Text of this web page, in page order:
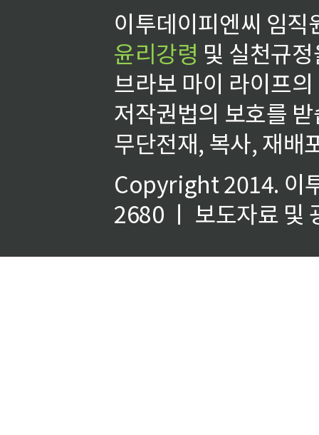
이투데이피엔씨 임
윤리강령 및 실천규
브라보 마이 라이프
저작권법의 보호를
무단전재, 복사, 재배
Copyright 2014. 이
2680 ㅣ 보도자료